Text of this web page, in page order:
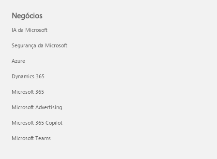
Negócios
IA da Microsoft
Segurança da Microsoft
Azure
Dynamics 365
Microsoft 365
Microsoft Advertising
Microsoft 365 Copilot
Microsoft Teams